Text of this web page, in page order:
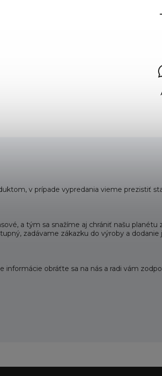
v prípade vypredania vieme prezistiť
a tým sa snažíme aj chrániť našu
zadávame zákazku do výroby a dodanie
obráťte sa na nás a radi vám